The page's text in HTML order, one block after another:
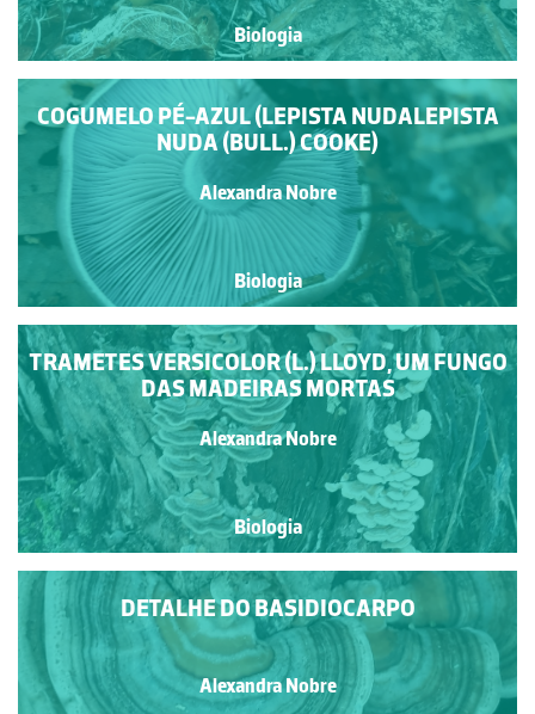
Biologia
COGUMELO PÉ-AZUL (LEPISTA NUDALEPISTA
NUDA (BULL.) COOKE)
Alexandra Nobre
Biologia
TRAMETES VERSICOLOR (L.) LLOYD, UM FUNGO
DAS MADEIRAS MORTAS
Alexandra Nobre
Biologia
DETALHE DO BASIDIOCARPO
Alexandra Nobre